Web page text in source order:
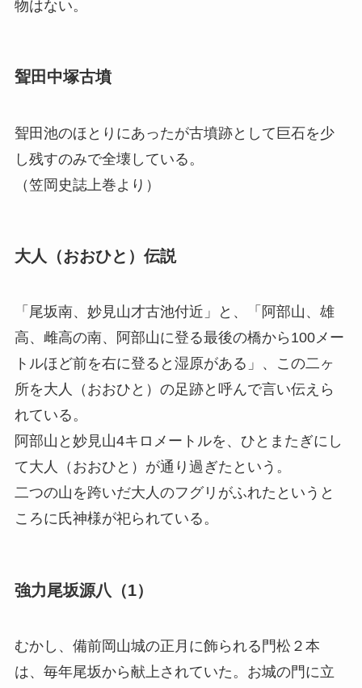
物はない。
聟田中塚古墳
聟田池のほとりにあったが古墳跡として巨石を少
し残すのみで全壊している。
（笠岡史誌上巻より）
大人（おおひと）伝説
「尾坂南、妙見山才古池付近」と、「阿部山、雄
高、雌高の南、阿部山に登る最後の橋から100メー
トルほど前を右に登ると湿原がある」、この二ヶ
所を大人（おおひと）の足跡と呼んで言い伝えら
れている。
阿部山と妙見山4キロメートルを、ひとまたぎにし
て大人（おおひと）が通り過ぎたという。
二つの山を跨いだ大人のフグリがふれたというと
ころに氏神様が祀られている。
強力尾坂源八（1）
むかし、備前岡山城の正月に飾られる門松２本
は、毎年尾坂から献上されていた。お城の門に立